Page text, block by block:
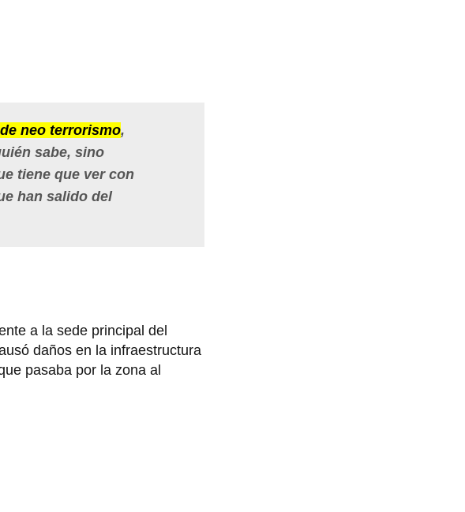
neo terrorismo,
sabe, sino
tiene que ver con
han salido del
a la sede principal del
daños en la infraestructura
pasaba por la zona al